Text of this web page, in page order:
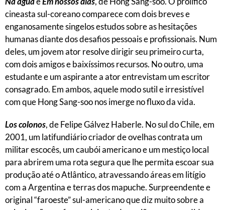
cineasta sul-coreano comparece com dois breves e
enganosamente singelos estudos sobre as hesitações
humanas diante dos desafios pessoais e profissionais. Num
deles, um jovem ator resolve dirigir seu primeiro curta,
com dois amigos e baixíssimos recursos. No outro, uma
estudante e um aspirante a ator entrevistam um escritor
consagrado. Em ambos, aquele modo sutil e irresistível
com que Hong Sang-soo nos imerge no fluxo da vida.
Los colonos, de Felipe Gálvez Haberle. No sul do Chile, em
2001, um latifundiário criador de ovelhas contrata um
militar escocês, um caubói americano e um mestiço local
para abrirem uma rota segura que lhe permita escoar sua
produção até o Atlântico, atravessando áreas em litígio
com a Argentina e terras dos mapuche. Surpreendente e
original “faroeste” sul-americano que diz muito sobre a